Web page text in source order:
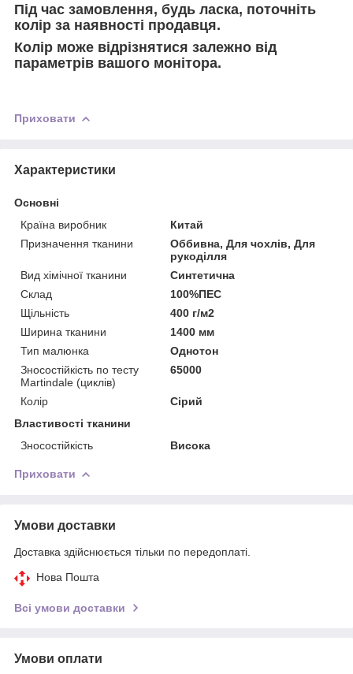
Під час замовлення, будь ласка, поточніть
колір за наявності продавця.
Колір може відрізнятися залежно від
параметрів вашого монітора.
Приховати
Характеристики
Основні
Країна виробник
Китай
Призначення тканини
Оббивна, Для чохлів, Для
рукоділля
Вид хімічної тканини
Синтетична
Склад
100%ПЕС
Щільність
400 г/м2
Ширина тканини
1400 мм
Тип малюнка
Однотон
Зносостійкість по тесту
Martindale (циклів)
65000
Колір
Сірий
Властивості тканини
Зносостійкість
Висока
Приховати
Умови доставки
Доставка здійснюється тільки по передоплаті.
Нова Пошта
Всі умови доставки
Умови оплати